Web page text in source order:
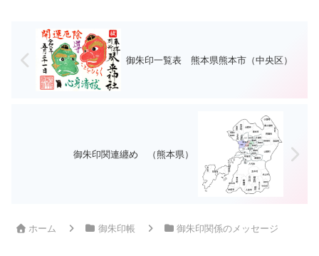
御朱印一覧表 熊本県熊本市（中央区）
御朱印関連纏め （熊本県）
ホーム 御朱印帳 御朱印関係のメッセージ